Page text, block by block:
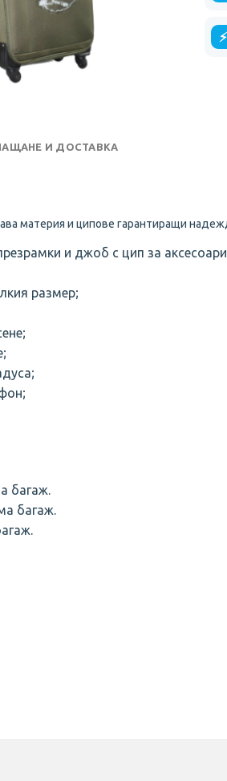
⚡
И ДОСТАВКА
материя и ципове гарантиращи
и джоб с цип за
размер;
багаж.
багаж.